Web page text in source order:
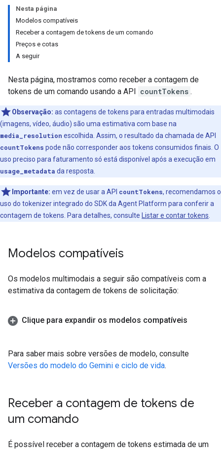
Nesta página
Modelos compatíveis
Receber a contagem de tokens de um comando
Preços e cotas
A seguir
Nesta página, mostramos como receber a contagem de
tokens de um comando usando a API countTokens .
Observação: as contagens de tokens para entradas multimodais
(imagens, vídeo, áudio) são uma estimativa com base na
media_resolution escolhida. Assim, o resultado da chamada de API
countTokens pode não corresponder aos tokens consumidos finais. O
uso preciso para faturamento só está disponível após a execução em
usage_metadata da resposta.
Importante: em vez de usar a API countTokens, recomendamos o
uso do tokenizer integrado do SDK da Agent Platform para conferir a
contagem de tokens. Para detalhes, consulte
Listar e contar tokens
Modelos compatíveis
Os modelos multimodais a seguir são compatíveis com a
estimativa da contagem de tokens de solicitação:
Clique para expandir os modelos compatíveis
Para saber mais sobre versões de modelo, consulte
Versões do modelo do Gemini e ciclo de vida.
Receber a contagem de tokens de
um comando
É possível receber a contagem de tokens estimada de um